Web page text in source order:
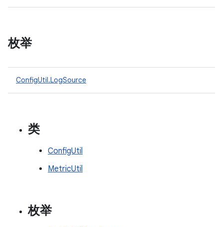
枚举
ConfigUtil.LogSource
类
ConfigUtil
MetricUtil
枚举